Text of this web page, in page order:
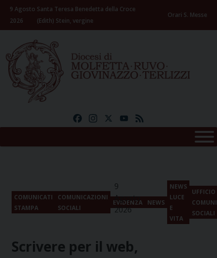
Skip
content
9 Agosto
2026
Santa Teresa Benedetta della Croce
(Edith) Stein, vergine
Orari S. Messe
FacebookInstagramYouTube
COMUNICATI
STAMPA
COMUNICAZIONI
SOCIALI
EVIDENZA NEWS
NEWS
LUCE
E
VITA
UFFICIO
SOCIALI
9
Agosto
2026
Scrivere per il web,